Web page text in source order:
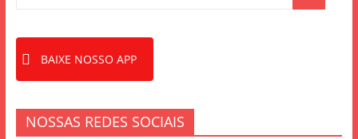
BAIXE NOSSO APP
NOSSAS REDES SOCIAIS